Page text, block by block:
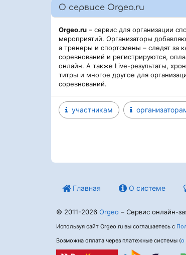
О сервисе Orgeo.ru
Orgeo.ru – сервис для организации
мероприятий. Организаторы
а тренеры и спортсмены – следят за
соревнований и регистрируются,
онлайн. А также Live-результаты,
титры и многое другое для
соревнований.
участникам
Главная О системе
© 2011-2026 Orgeo – Сервис онлайн-
Используя сайт Orgeo.ru вы соглашаетесь с
Возможна оплата через платежные системы (о